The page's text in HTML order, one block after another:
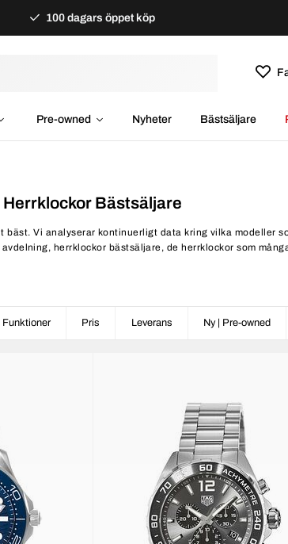
100 dagars öppet köp
Pre-owned Nyheter Bästsäljare
Herrklockor Bästsäljare
bäst. Vi analyserar kontinuerligt data kring vilka modeller
herrklockor bästsäljare, de herrklockor som
Funktioner Pris Leverans Ny | Pre-owned